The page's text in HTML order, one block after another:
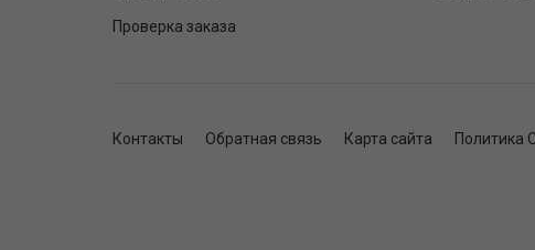
Проверка заказа
Контакты Обратная связь Карта сайта Политика